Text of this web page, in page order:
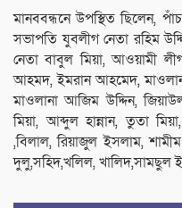
মানববন্ধনে উপস্থিত ছিলেন,
সভাপতি যুবলীগ নেতা রহিম
নেতা বাবুল মিয়া, আওয়ামী
আহমদ, ইমরান আহমেদ,
মাওলানা আজিম উদ্দিন,
মিয়া, আব্দুল হান্নান, তুতা
,বিলাল, রিয়াজুল ইসলাম,
দুলু,সহিদ,খলিল, খালিদ,সামছুল